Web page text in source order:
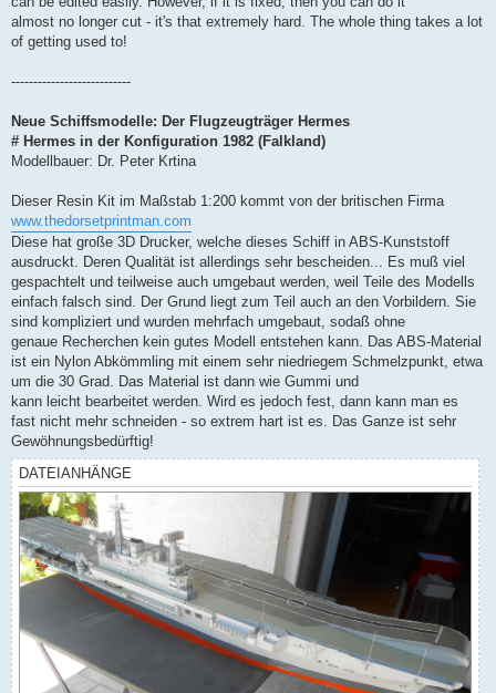
almost no longer cut - it's that extremely hard. The whole thing takes a lot
of getting used to!
---------------------------
Neue Schiffsmodelle: Der Flugzeugträger Hermes
# Hermes in der Konfiguration 1982 (Falkland)
Modellbauer: Dr. Peter Krtina
Dieser Resin Kit im Maßstab 1:200 kommt von der britischen Firma
www.thedorsetprintman.com
Diese hat große 3D Drucker, welche dieses Schiff in ABS-Kunststoff
ausdruckt. Deren Qualität ist allerdings sehr bescheiden... Es muß viel
gespachtelt und teilweise auch umgebaut werden, weil Teile des Modells
einfach falsch sind. Der Grund liegt zum Teil auch an den Vorbildern. Sie
sind kompliziert und wurden mehrfach umgebaut, sodaß ohne
genaue Recherchen kein gutes Modell entstehen kann. Das ABS-Material
ist ein Nylon Abkömmling mit einem sehr niedriegem Schmelzpunkt, etwa
um die 30 Grad. Das Material ist dann wie Gummi und
kann leicht bearbeitet werden. Wird es jedoch fest, dann kann man es
fast nicht mehr schneiden - so extrem hart ist es. Das Ganze ist sehr
Gewöhnungsbedürftig!
DATEIANHÄNGE